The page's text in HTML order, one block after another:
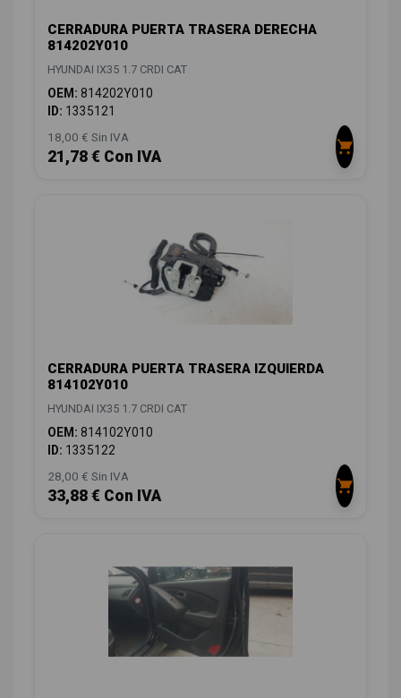
CERRADURA PUERTA TRASERA DERECHA
814202Y010
HYUNDAI IX35 1.7 CRDI CAT
OEM: 814202Y010
ID: 1335121
18,00 € Sin IVA
21,78 € Con IVA
CERRADURA PUERTA TRASERA IZQUIERDA
814102Y010
HYUNDAI IX35 1.7 CRDI CAT
OEM: 814102Y010
ID: 1335122
28,00 € Sin IVA
33,88 € Con IVA